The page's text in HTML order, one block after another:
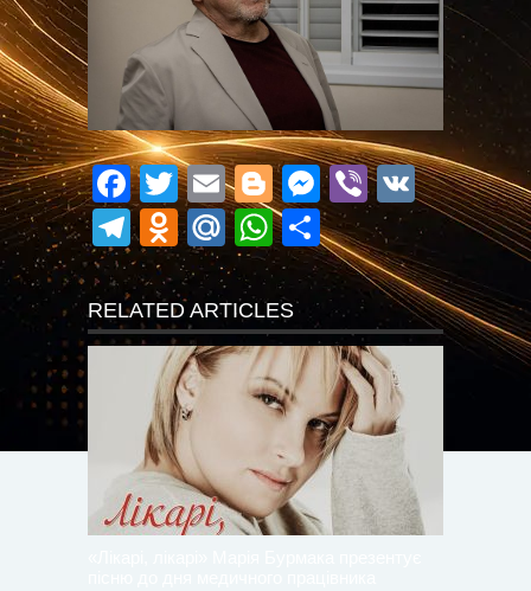
Facebook
Twitter
EmailBlogger
Messenger
Viber
VK
Telegram
Odnoklassniki
Mail.Ru
WhatsApp
Поділитися
RELATED ARTICLES